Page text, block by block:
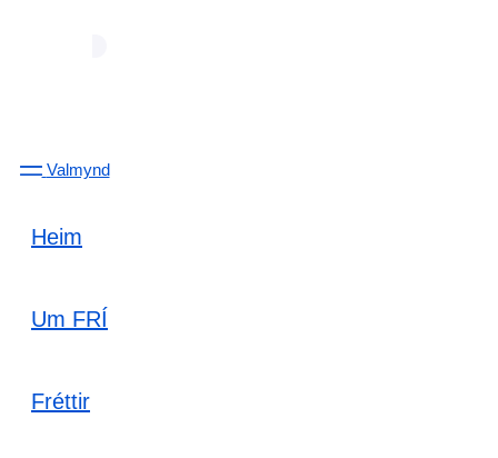
Valmynd
Heim
Um FRÍ
Fréttir